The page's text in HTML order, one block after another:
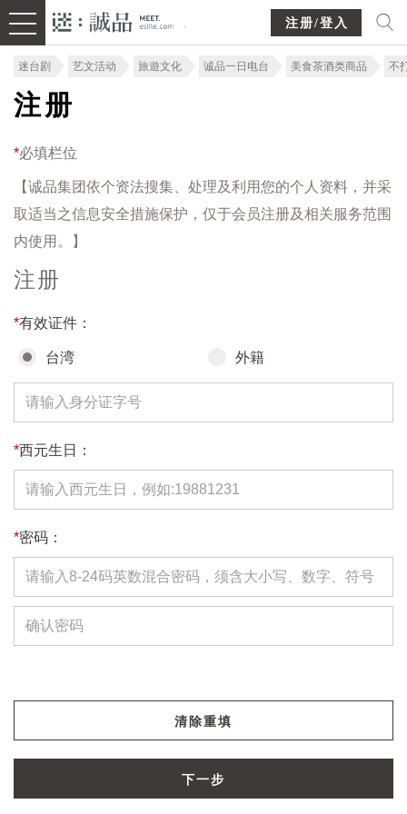
注册/登入
迷台剧 艺文活动 旅遊文化 诚品一日电台 美食茶酒类商品 不
注册
*必填栏位
【诚品集团依个资法搜集、处理及利用您的个人资料，并采
取适当之信息安全措施保护，仅于会员注册及相关服务范围
内使用。】
注册
*有效证件：
台湾 外籍
*西元生日：
*密码：